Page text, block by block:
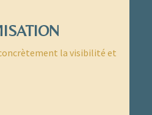
la visibilité et